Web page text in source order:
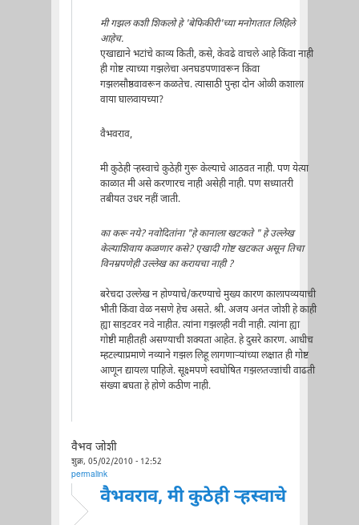
मी गझल कशी शिकलो हे 'बेफिकीरी'च्या मनोगतात लिहिले
आहेच.
एखाद्याने भटांचे काव्य किती, कसे, केवढे वाचले आहे किंवा नाही
ही गोष्ट त्याच्या गझलेचा अनघडपणावरून किंवा
गझलसौष्ठवावरून कळतेच. त्यासाठी पुन्हा दोन ओळी कशाला
वाया घालवायच्या?
वैभवराव,
मी कुठेही ऱ्हस्वाचे कुठेही गुरू केल्याचे आठवत नाही. पण येत्या
काळात मी असे करणारच नाही असेही नाही. पण सध्यातरी
तबीयत उधर नहीं जाती.
का करू नये? नवोदितांना "हे कानाला खटकते " हे उल्लेख
केल्याशिवाय कळणार कसे? एखादी गोष्ट खटकत असून तिचा
विनम्रपणेही उल्लेख का करायचा नाही ?
बरेचदा उल्लेख न होण्याचे/करण्याचे मुख्य कारण कालापव्ययाची
भीती किंवा वेळ नसणे हेच असते. श्री. अजय अनंत जोशी हे काही
ह्या साइटवर नवे नाहीत. त्यांना गझलही नवी नाही. त्यांना ह्या
गोष्टी माहीतही असण्याची शक्यता आहेत. हे दुसरे कारण. आधीच
म्हटल्याप्रमाणे नव्याने गझल लिहू लागणाऱ्यांच्या लक्षात ही गोष्ट
आणून द्यायला पाहिजे. सूक्ष्मपणे स्वघोषित गझलतज्ज्ञांची वाढती
संख्या बघता हे होणे कठीण नाही.
वैभव जोशी
शुक्र, 05/02/2010 - 12:52
permalink
वैभवराव, मी कुठेही ऱ्हस्वाचे